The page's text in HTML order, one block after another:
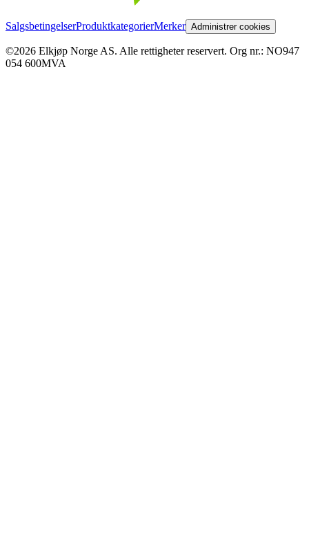
SalgsbetingelserProduktkategorierMerker Administrer cookies
©2026 Elkjøp Norge AS. Alle rettigheter reservert. Org nr.: NO947
054 600MVA